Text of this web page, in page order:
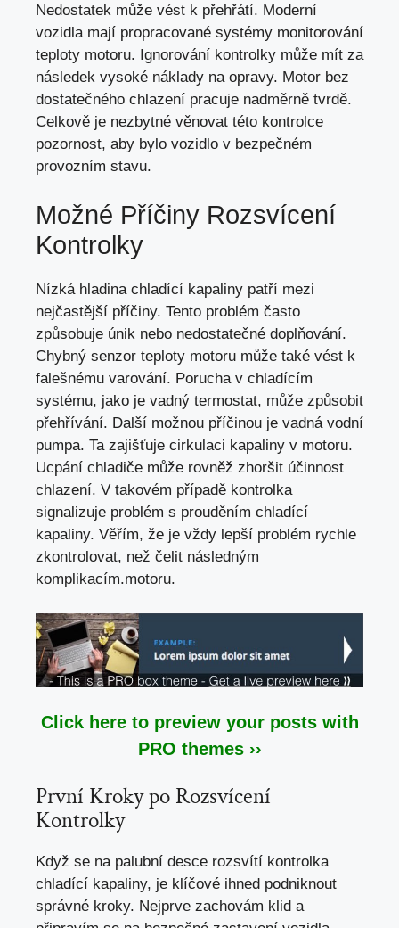
Nedostatek může vést k přehřátí. Moderní
vozidla mají propracované systémy monitorování
teploty motoru. Ignorování kontrolky může mít za
následek vysoké náklady na opravy. Motor bez
dostatečného chlazení pracuje nadměrně tvrdě.
Celkově je nezbytné věnovat této kontrolce
pozornost, aby bylo vozidlo v bezpečném
provozním stavu.
Možné Příčiny Rozsvícení
Kontrolky
Nízká hladina chladící kapaliny patří mezi
nejčastější příčiny. Tento problém často
způsobuje únik nebo nedostatečné doplňování.
Chybný senzor teploty motoru může také vést k
falešnému varování. Porucha v chladícím
systému, jako je vadný termostat, může způsobit
přehřívání. Další možnou příčinou je vadná vodní
pumpa. Ta zajišťuje cirkulaci kapaliny v motoru.
Ucpání chladiče může rovněž zhoršit účinnost
chlazení. V takovém případě kontrolka
signalizuje problém s prouděním chladící
kapaliny. Věřím, že je vždy lepší problém rychle
zkontrolovat, než čelit následným
komplikacím.motoru.
Click here to preview your posts with
PRO themes ››
První Kroky po Rozsvícení
Kontrolky
Když se na palubní desce rozsvítí kontrolka
chladící kapaliny, je klíčové ihned podniknout
správné kroky. Nejprve zachovám klid a